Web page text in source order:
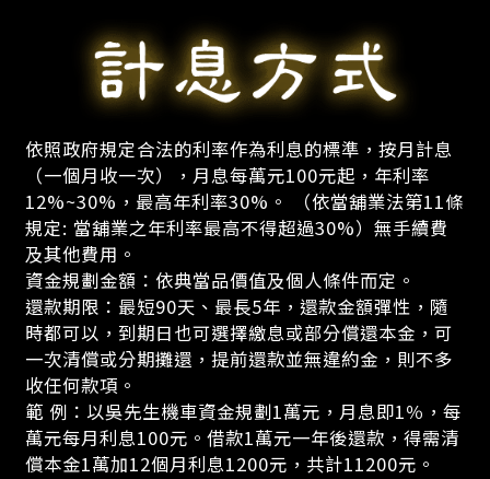
依照政府規定合法的利率作為利息的標準，按月計息
（一個月收一次），月息每萬元100元起，年利率
12%~30%，最高年利率30%。 （依當舖業法第11條
規定: 當舖業之年利率最高不得超過30%）無手續費
及其他費用。
資金規劃金額：依典當品價值及個人條件而定。
還款期限：最短90天、最長5年，還款金額彈性，隨
時都可以，到期日也可選擇繳息或部分償還本金，可
一次清償或分期攤還，提前還款並無違約金，則不多
收任何款項。
範 例：以吳先生機車資金規劃1萬元，月息即1％，每
萬元每月利息100元。借款1萬元一年後還款，得需清
償本金1萬加12個月利息1200元，共計11200元。